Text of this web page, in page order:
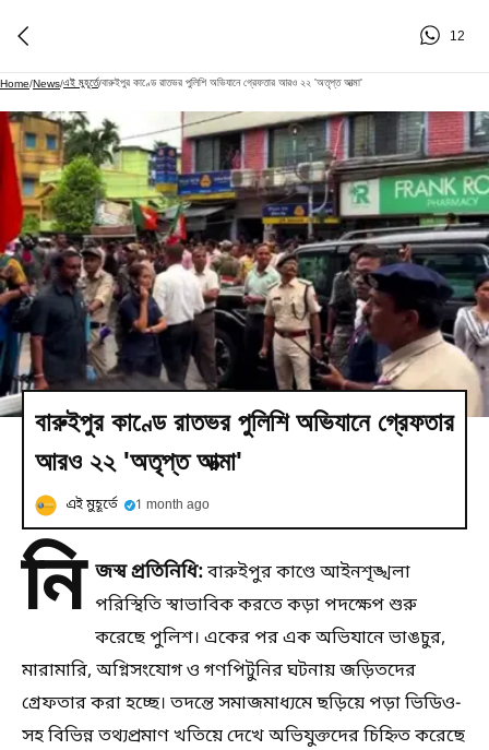
12
Home/News/এই মুহূর্তে/বারুইপুর কাণ্ডে রাতভর পুলিশি অভিযানে গ্রেফতার আরও ২২ 'অতৃপ্ত আত্মা'
বারুইপুর কাণ্ডে রাতভর পুলিশি অভিযানে গ্রেফতার
আরও ২২ 'অতৃপ্ত আত্মা'
এই মুহূর্তে 1 month ago
নি জস্ব প্রতিনিধি:বারুইপুর কাণ্ডে আইনশৃঙ্খলা
পরিস্থিতি স্বাভাবিক করতে কড়া পদক্ষেপ শুরু
করেছে পুলিশ। একের পর এক অভিযানে ভাঙচুর,
মারামারি, অগ্নিসংযোগ ও গণপিটুনির ঘটনায় জড়িতদের
গ্রেফতার করা হচ্ছে। তদন্তে সমাজমাধ্যমে ছড়িয়ে পড়া ভিডিও-
সহ বিভিন্ন তথ্যপ্রমাণ খতিয়ে দেখে অভিযুক্তদের চিহ্নিত করেছে